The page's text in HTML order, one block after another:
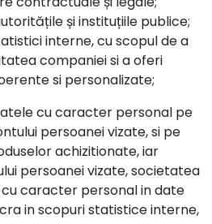
și instituțiile publice;
interne, cu scopul de a
companiei si a oferi
si personalizate;
cu caracter personal pe
persoanei vizate, si pe
achizitionate, iar
persoanei vizate, societatea
caracter personal in date
in scopuri statistice interne,